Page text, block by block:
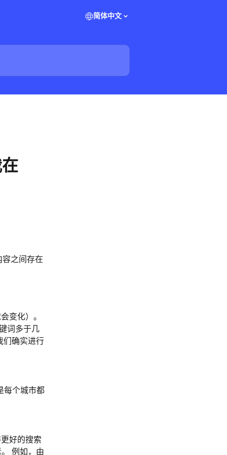
简体中文
容之间存在
变化）。
词多于几
们确实进行
每个城市都
好的搜索
例如，由